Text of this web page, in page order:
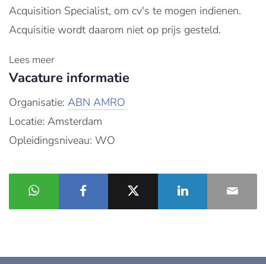
Acquisition Specialist, om cv's te mogen indienen.
Acquisitie wordt daarom niet op prijs gesteld.
Lees meer
Vacature informatie
Organisatie: ABN AMRO
Locatie: Amsterdam
Opleidingsniveau: WO